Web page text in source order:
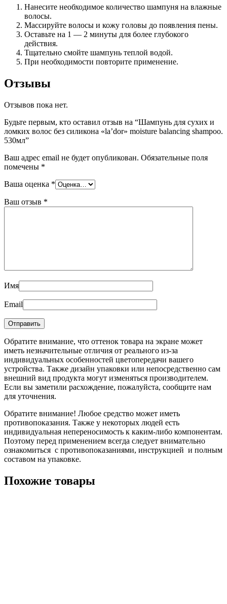
Нанесите необходимое количество шампуня на влажные
волосы.
Массируйте волосы и кожу головы до появления пены.
Оставьте на 1 — 2 минуты для более глубокого
действия.
Тщательно смойте шампунь теплой водой.
При необходимости повторите применение.
Отзывы
Отзывов пока нет.
Будьте первым, кто оставил отзыв на “Шампунь для сухих и
ломких волос без силикона «la’dor» moisture balancing shampoo.
530мл”
Ваш адрес email не будет опубликован. Обязательные поля
помечены *
Ваша оценка *
Ваш отзыв *
Имя
Email
Обратите внимание, что оттенок товара на экране может
иметь незначительные отличия от реального из-за
индивидуальных особенностей цветопередачи вашего
устройства. Также дизайн упаковки или непосредственно сам
внешний вид продукта могут изменяться производителем.
Если вы заметили расхождение, пожалуйста, сообщите нам
для уточнения.
Обратите внимание! Любое средство может иметь
противопоказания. Также у некоторых людей есть
индивидуальная непереносимость к каким-либо компонентам.
Поэтому перед применением всегда следует внимательно
ознакомиться с противопоказаниями, инструкцией и полным
составом на упаковке.
Похожие товары